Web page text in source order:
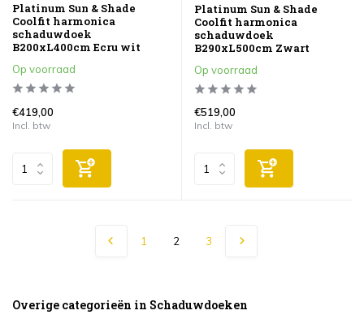
Platinum Sun & Shade
Coolfit harmonica
schaduwdoek
B200xL400cm Ecru wit
Op voorraad
€419,00
Incl. btw
Platinum Sun & Shade
Coolfit harmonica
schaduwdoek
B290xL500cm Zwart
Op voorraad
€519,00
Incl. btw
1 2 3
Overige categorieën in Schaduwdoeken